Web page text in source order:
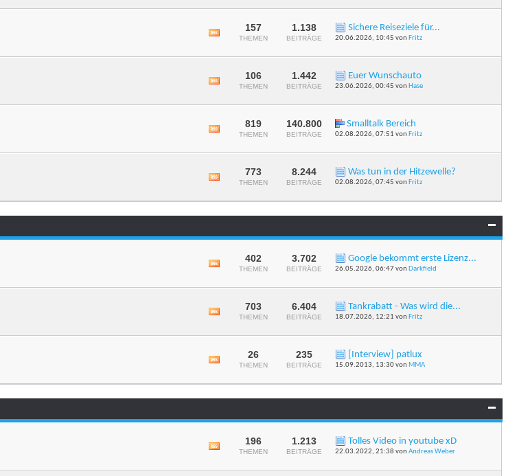
dieses
anzeigen
RSS-
dieses
anzeigen
157
THEMEN
1.138
BEITRÄGE
Sichere Reiseziele für...
20.06.2026, 10:45 von Fritz
RSS-
dieses
anzeigen
106
THEMEN
1.442
BEITRÄGE
Euer Wunschauto
23.06.2026,00:45 von Hase
RSS-
dieses
anzeigen
819
THEMEN
140.800
BEITRÄGE
Smalltalk Bereich
02.08.2026,07:51 von Fritz
RSS-
dieses
773
THEMEN
8.244
BEITRÄGE
Was tun in der Hitzewelle?
02.08.2026,07:45 von Fritz
RSS-
dieses
anzeigen
402
THEMEN
3.702
BEITRÄGE
Google bekommt erste Lizenz...
26.05.2026,06:47von Darkfield
RSS-
dieses
anzeigen
703
THEMEN
6.404
BEITRÄGE
Tankrabatt - Was wird die...
18.07.2026, 12:21 von Fritz
RSS-
dieses
26
THEMEN
235
BEITRÄGE
[Interview] patlux
15.09.2013, 13:30von MMA
RSS-
dieses
196
THEMEN
1.213
BEITRÄGE
Tolles Video in youtube xD
22.03.2022,21:38 vonAndreas Weber